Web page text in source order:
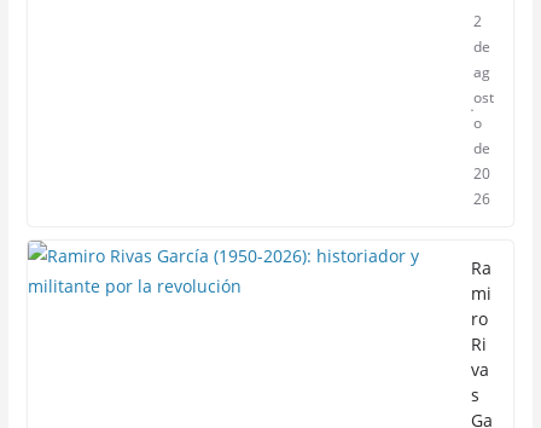
2
de
ag
ost
o
de
20
26
Ra
mi
ro
Ri
va
s
Ga